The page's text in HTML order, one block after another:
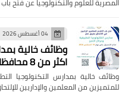
04 أغسطس 2026
وظائف خالية
اكثر من 8 محافظات
للمتميزين من المعلمين والإداريين